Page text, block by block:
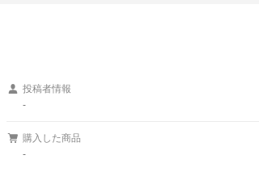
投稿者情報
-
購入した商品
-